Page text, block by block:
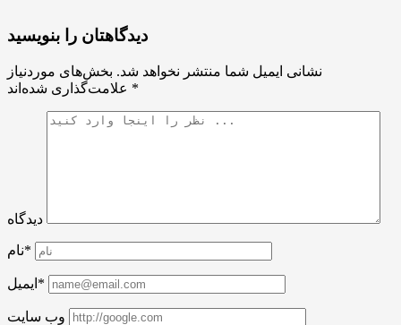
دیدگاهتان را بنویسید
نشانی ایمیل شما منتشر نخواهد شد. بخش‌های موردنیاز
*
دیدگاه
نام*
ایمیل*
وب سایت